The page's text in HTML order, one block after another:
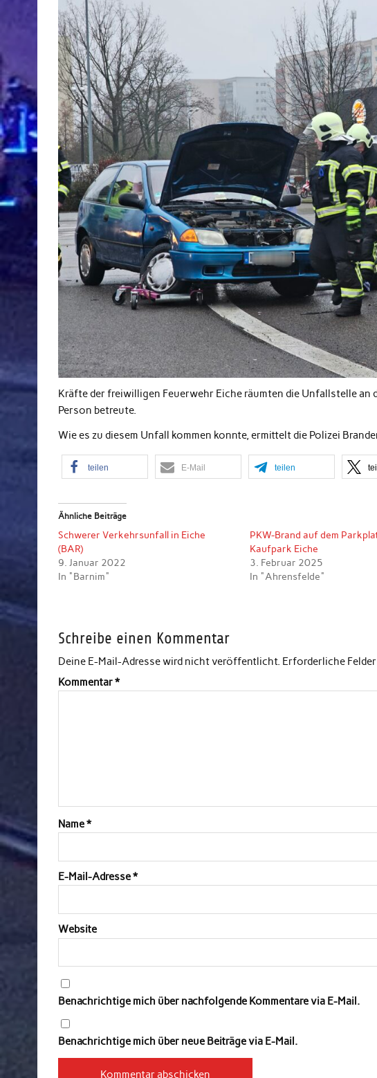
Kräfte der freiwilligen Feuerwehr Eiche räumten die Unfallstelle
Person betreute.
Wie es zu diesem Unfall kommen konnte, ermittelt die Polizei
teilen E-Mail teilen
Ähnliche Beiträge
Schwerer Verkehrsunfall in Eiche
(BAR)
9. Januar 2022
In "Barnim"
PKW-Brand auf dem
Kaufpark Eiche
3. Februar 2025
In "Ahrensfelde"
Schreibe einen Kommentar
Deine E-Mail-Adresse wird nicht veröffentlicht. Erforderliche
Kommentar*
Name*
E-Mail-Adresse*
Website
Benachrichtige mich über nachfolgende Kommentare via E-Mail.
Benachrichtige mich über neue Beiträge via E-Mail.